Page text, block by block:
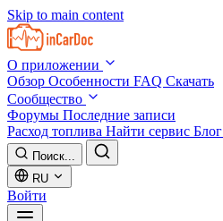
Skip to main content
О приложении
Обзор Особенности FAQ Скачать
Сообщество
Форумы Последние записи
Расход топлива Найти сервис Блог
Поиск...
RU
Войти